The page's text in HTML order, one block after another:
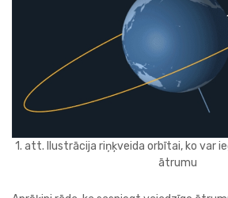
1. att. Ilustrācija riņķveida orbītai, ko var
ātrumu